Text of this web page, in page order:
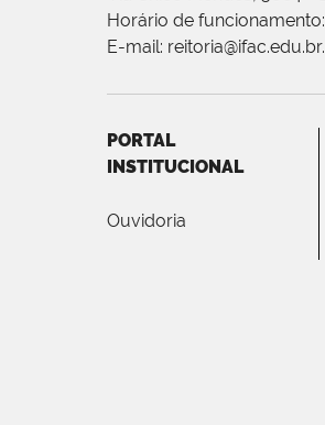
Horário de
E-mail:
PORTAL
INSTITUCIONAL
Ouvidoria